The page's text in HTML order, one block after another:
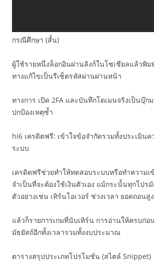
กรณีศึกษา (สั้น)
ผู้ใช้รายหนึ่งล็อกอินผ่านลิงก์ในโซเชียลแล้วพิ
ทางแก้ไขเป็นรีเซ็ตรหัสผ่านผ่านหน้า
ทางการ เปิด 2FA และบันทึกโดเมนจริงเป็นบุ๊ก
ปกป้องเหตุซ้ำ
hi6 เครดิตฟรี: เข้าใจข้อจำกัดรวมทั้งประเมิน
ระบบ
เครดิตฟรีช่วยทำให้ทดสอบระบบหรือทำความเ
จำเป็นที่จะต้องใช้เงินตัวเอง แม้กระนั้นทุกโปร
ตัวอย่างเช่น เทิร์นโอเวอร์ ช่วงเวลา ยอดถอนสู
แล้วก็รายการเกมที่นับเทิร์น การอ่านให้ครบก่อ
มัธยัสถ์อีกทั้งเวลารวมทั้งงบประมาณ
ตารางสรุปประเภทโปรโมชั่น (สไตล์ Snippet)